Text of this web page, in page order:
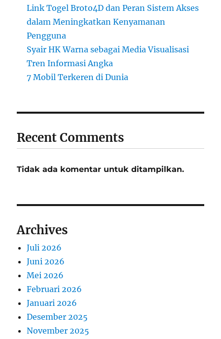
Link Togel Broto4D dan Peran Sistem Akses
dalam Meningkatkan Kenyamanan
Pengguna
Syair HK Warna sebagai Media Visualisasi
Tren Informasi Angka
7 Mobil Terkeren di Dunia
Recent Comments
Tidak ada komentar untuk ditampilkan.
Archives
Juli 2026
Juni 2026
Mei 2026
Februari 2026
Januari 2026
Desember 2025
November 2025